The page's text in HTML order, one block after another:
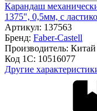
Карандаш
1375", 0,5мм, с
Артикул: 137563
Бренд: Faber-Castell
Производитель: Китай
Код 1С: 10516077
Другие